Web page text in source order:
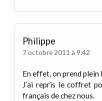
Philippe
7 octobre 2011 à 9:42
En effet, on prend plein
J’ai repris le coffret
français de chez nous.